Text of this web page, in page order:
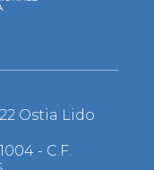
Ostia Lido
- C.F.